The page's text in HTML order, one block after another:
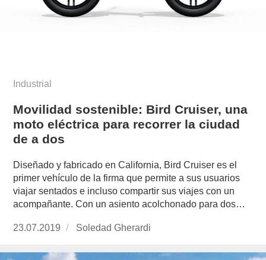
Industrial
Movilidad sostenible: Bird Cruiser, una
moto eléctrica para recorrer la ciudad
de a dos
Diseñado y fabricado en California, Bird Cruiser es el
primer vehículo de la firma que permite a sus usuarios
viajar sentados e incluso compartir sus viajes con un
acompañante. Con un asiento acolchonado para dos…
Publicado
23.07.2019
https://www.experimenta.es/author/soledad-
Soledad Gherardi